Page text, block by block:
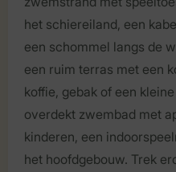
het schiereiland, een
een schommel langs de
een ruim terras met een
koffie, gebak of een
overdekt zwembad met
kinderen, een
het hoofdgebouw. Trek